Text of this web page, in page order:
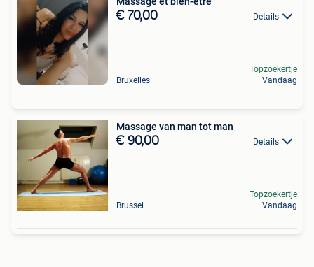
€ 70,00 Details
Bruxelles
Topzoekertje
Vandaag
Massage van man tot man
€ 90,00 Details
Brussel
Topzoekertje
Vandaag